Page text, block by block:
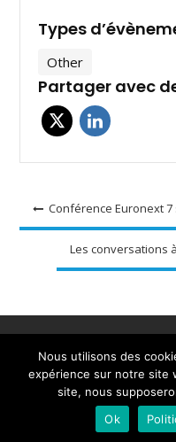
Types
Other
Partager avec
Navigation
de
l’article
Conférence Euronext
Les conversations
Evènements
Tous droits
Powered by WordPress
Nous utilisons des
expérience sur notre site
site, nous
Ok